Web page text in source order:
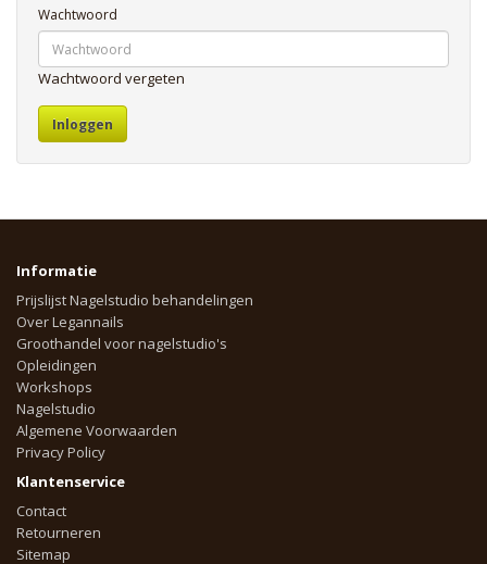
Wachtwoord
Wachtwoord vergeten
Informatie
Prijslijst Nagelstudio behandelingen
Over Legannails
Groothandel voor nagelstudio's
Opleidingen
Workshops
Nagelstudio
Algemene Voorwaarden
Privacy Policy
Klantenservice
Contact
Retourneren
Sitemap